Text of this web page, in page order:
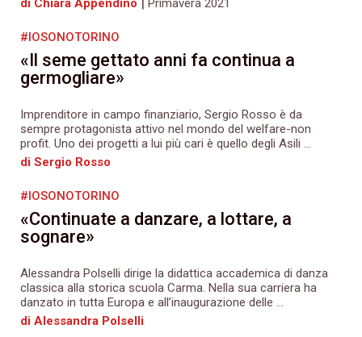
di Chiara Appendino
Primavera 2021
#IOSONOTORINO
«Il seme gettato anni fa continua a
germogliare»
Imprenditore in campo finanziario, Sergio Rosso è da
sempre protagonista attivo nel mondo del welfare-non
profit. Uno dei progetti a lui più cari è quello degli Asili ...
di Sergio Rosso
#IOSONOTORINO
«Continuate a danzare, a lottare, a
sognare»
Alessandra Polselli dirige la didattica accademica di danza
classica alla storica scuola Carma. Nella sua carriera ha
danzato in tutta Europa e all’inaugurazione delle ...
di Alessandra Polselli